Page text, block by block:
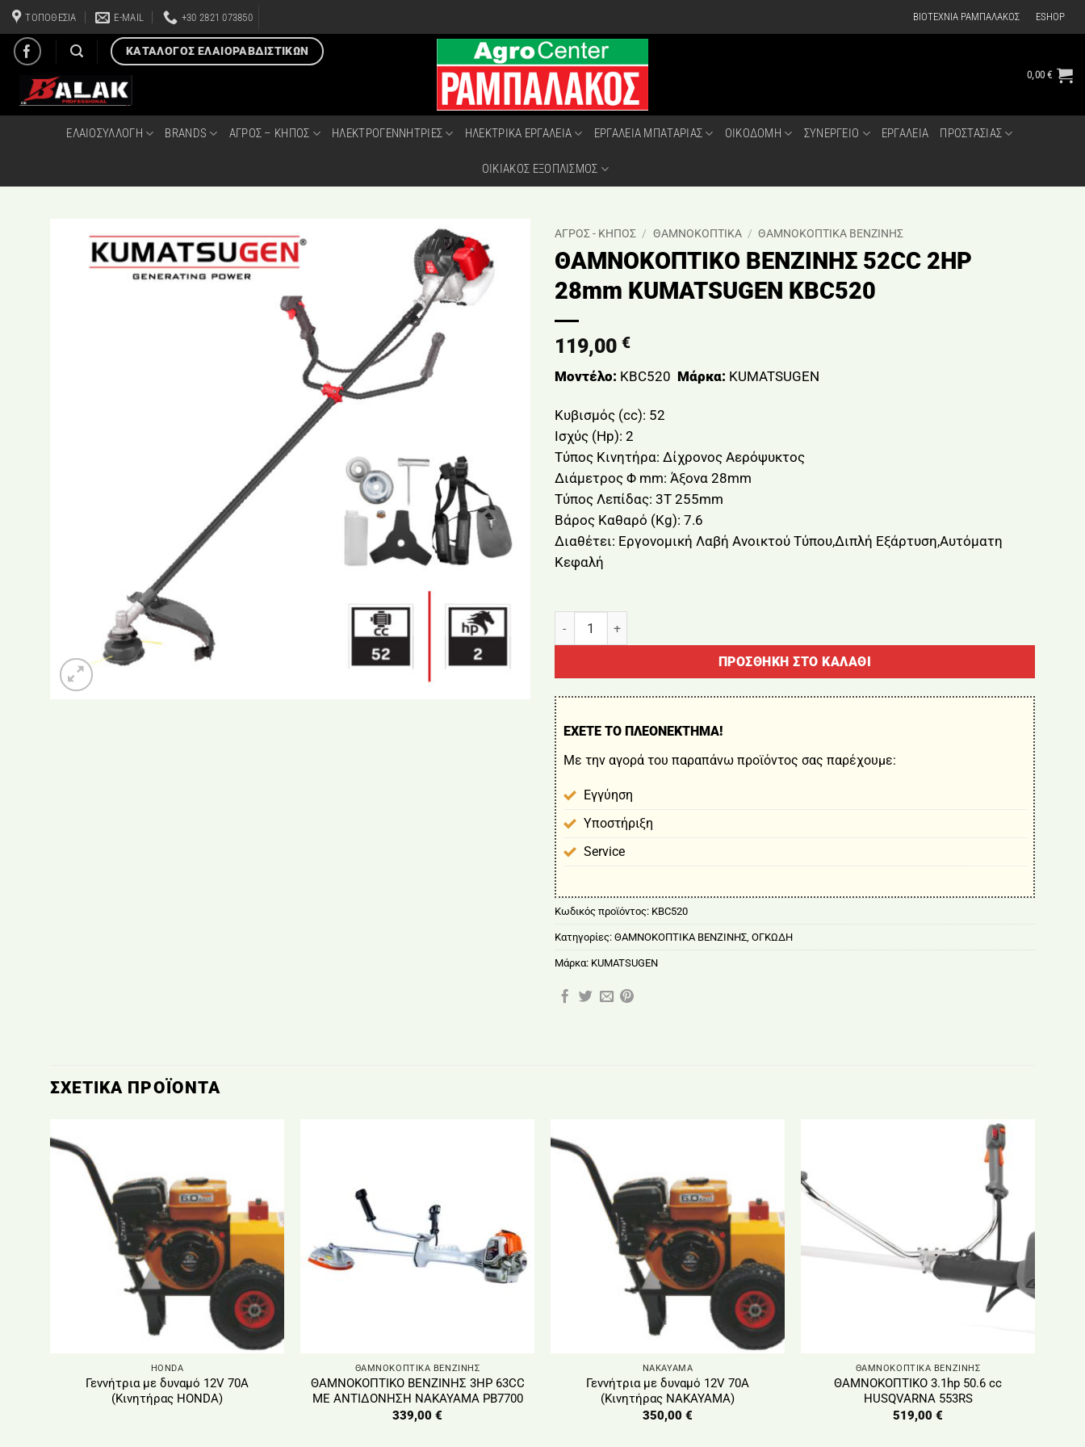
Μετάβαση
στο
περιεχόμενο
ΤΟΠΟΘΕΣΙΑ E-MAIL +30 2821 073850 ΒΙΟΤΕΧΝΙΑ ΡΑΜΠΑΛΑΚΟΣ ESHOP
ΚΑΤΑΛΟΓΟΣ ΕΛΑΙΟΡΑΒΔΙΣΤΙΚΩΝ
0,00€
ΕΛΑΙΟΣΥΛΛΟΓΗ BRANDS ΑΓΡΟΣ – ΚΗΠΟΣ ΗΛΕΚΤΡΟΓΕΝΝΗΤΡΙΕΣ ΗΛΕΚΤΡΙΚΑ ΕΡΓΑΛΕΙΑ ΕΡΓΑΛΕΙΑ ΜΠΑΤΑΡΙΑΣ ΟΙΚΟΔΟΜΗ ΣΥΝΕΡΓΕΙΟ ΕΡΓΑΛΕΙΑ ΠΡΟΣΤΑΣΙΑΣ
ΟΙΚΙΑΚΟΣ ΕΞΟΠΛΙΣΜΟΣ
ΑΓΡΟΣ - ΚΗΠΟΣ / ΘΑΜΝΟΚΟΠΤΙΚΑ / ΘΑΜΝΟΚΟΠΤΙΚΑ ΒΕΝΖΙΝΗΣ
ΘΑΜΝΟΚΟΠΤΙΚΟ ΒΕΝΖΙΝΗΣ 52CC 2HP
28mm KUMATSUGEN KBC520
119,00 €
Μοντέλο: KBC520 Μάρκα: KUMATSUGEN
Κυβισμός (cc): 52
Ισχύς (Hp): 2
Τύπος Κινητήρα: Δίχρονος Αερόψυκτος
Διάμετρος Φ mm: Άξονα 28mm
Τύπος Λεπίδας: 3Τ 255mm
Βάρος Καθαρό (Kg): 7.6
Διαθέτει: Εργονομική Λαβή Ανοικτού Τύπου,Διπλή Εξάρτυση,Αυτόματη
Κεφαλή
ΘΑΜΝΟΚΟΠΤΙΚΟ ΒΕΝΖΙΝΗΣ 52CC 2HP 28mm KUMATSUGEN KBC520 ποσότητα
ΠΡΟΣΘΉΚΗ ΣΤΟ ΚΑΛΆΘΙ
ΕΧΕΤΕ ΤΟ ΠΛΕΟΝΕΚΤΗΜΑ!
Με την αγορά του παραπάνω προϊόντος σας παρέχουμε:
Εγγύηση
Υποστήριξη
Service
Κωδικός προϊόντος: KBC520
Κατηγορίες: ΘΑΜΝΟΚΟΠΤΙΚΑ ΒΕΝΖΙΝΗΣ ΟΓΚΩΔΗ
Μάρκα: KUMATSUGEN
ΣΧΕΤΙΚΆ ΠΡΟΪΌΝΤΑ
HONDA
Γεννήτρια με δυναμό 12V 70Α
(Κινητήρας HONDA)
ΘΑΜΝΟΚΟΠΤΙΚΑ ΒΕΝΖΙΝΗΣ
ΘΑΜΝΟΚΟΠΤΙΚΟ ΒΕΝΖΙΝΗΣ 3HP 63CC
ΜΕ ΑΝΤΙΔΟΝΗΣΗ ΝΑΚΑΥΑΜΑ PB7700
339,00 €
NAKAYAMA
Γεννήτρια με δυναμό 12V 70Α
(Κινητήρας NAKAYAMA)
350,00 €
ΘΑΜΝΟΚΟΠΤΙΚΑ ΒΕΝΖΙΝΗΣ
ΘΑΜΝΟΚΟΠΤΙΚΟ 3.1hp 50.6 cc
HUSQVARNA 553RS
519,00 €